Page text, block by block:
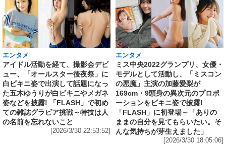
エンタメ
アイドル活動を経て、撮影会デビ
ュー、「オールスター後夜祭」に
白ビキニ姿で出演して話題になっ
た五木ゆうりが白ビキニやメガネ
姿などを披露! 「FLASH」で初め
ての雑誌グラビア挑戦～特技は人
の名前を忘れないこと
[2026/3/30 22:53:52]
エンタメ
ミス中央2022グランプリ、女優・
モデルとして活動し、「ミスコン
の悪魔」主演の加藤愛梨が
169cm・9頭身の異次元のプロポ
ーションをビキニ姿で披露!
「FLASH」に初登場～「ありの
ままの自分を見てもらいたい。そ
んな気持ちが芽生えました」
[2026/3/30 18:05:06]